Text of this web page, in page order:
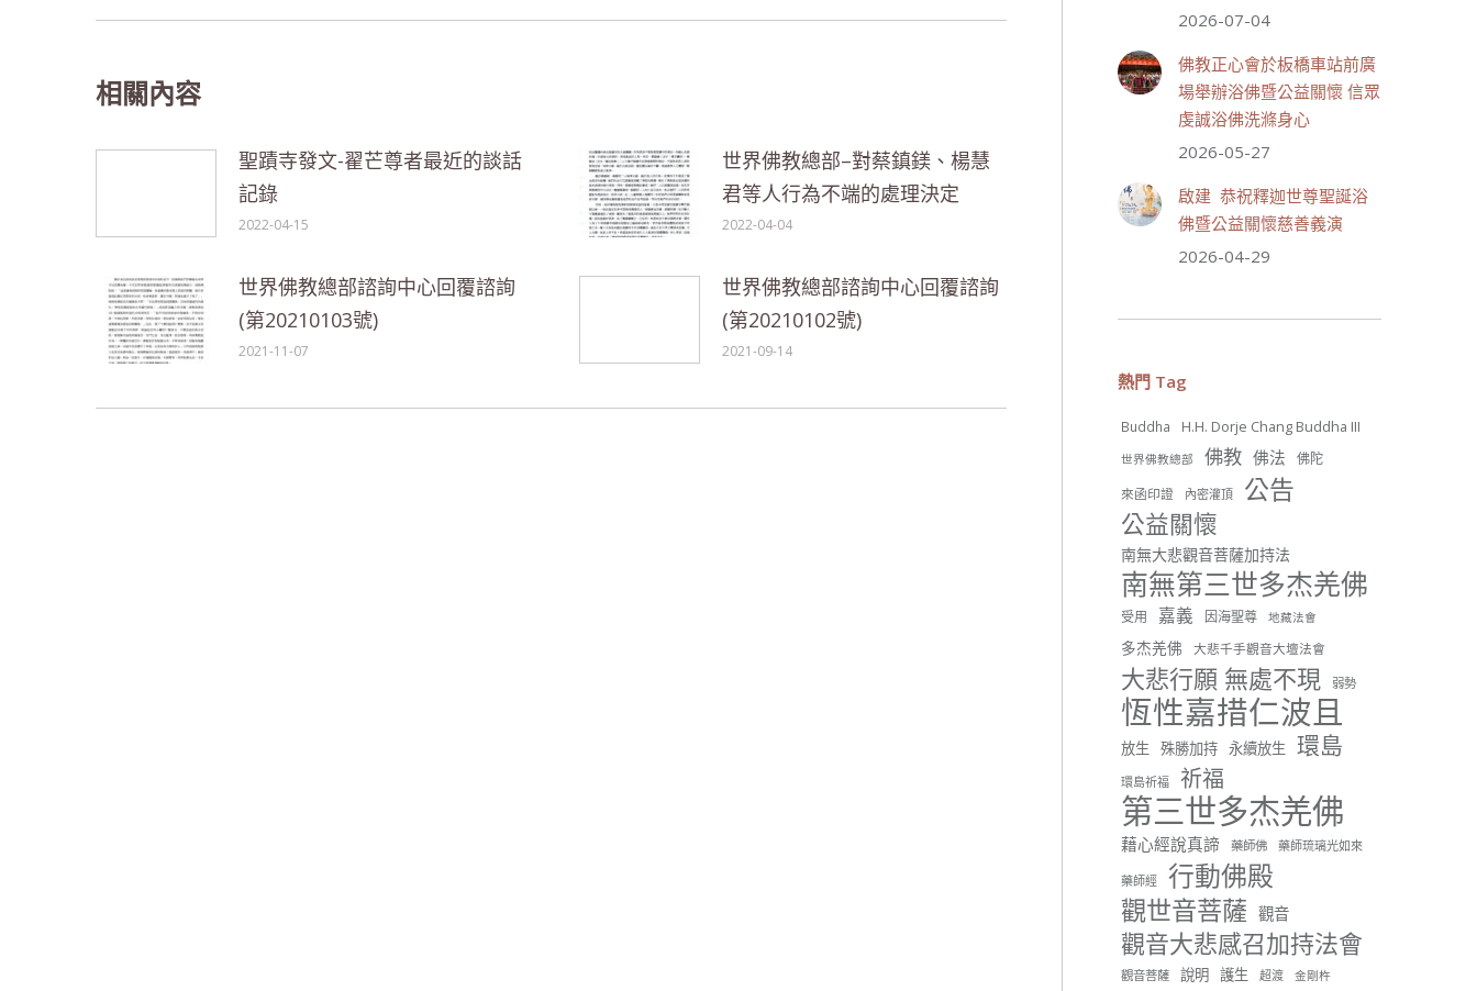
相關內容
聖蹟寺發文-翟芒尊者最近的談話
記錄
2022-04-15
世界佛教總部–對蔡鎮鎂、楊慧
君等人行為不端的處理決定
2022-04-04
世界佛教總部諮詢中心回覆諮詢
(第20210103號)
2021-11-07
世界佛教總部諮詢中心回覆諮詢
(第20210102號)
2021-09-14
分享
世界佛教正心會
週日（7/19）將於世界佛教正
心會金龜山三寶殿... 觀看更多
世界佛教正心會
June 22, 2026, 10:11 AM
[世界佛教正心會 新聞報導]
正心會行善列車開向花蓮基
隆， 關心榮民、榮眷及遺孤！
#正心會
#新北記者職業工會
#基隆榮服處
#花蓮榮家
91 42 則留言
分享
世界佛教正心會
June 21, 2026, 12:54 AM
週日（6/21）將於世界佛教正
心會金龜山三寶殿... 觀看更多
2026-07-04
佛教正心會於板橋車站前廣
場舉辦浴佛暨公益關懷 信眾
虔誠浴佛洗滌身心
2026-05-27
啟建 恭祝釋迦世尊聖誕浴
佛暨公益關懷慈善義演
2026-04-29
熱門 Tag
Buddha H.H. Dorje Chang Buddha III
世界佛教總部 佛教 佛法 佛陀
來函印證 內密灌頂 公告
公益關懷
南無大悲觀音菩薩加持法
南無第三世多杰羌佛
受用 嘉義 因海聖尊 地藏法會
多杰羌佛 大悲千手觀音大壇法會
大悲行願 無處不現 弱勢
恆性嘉措仁波且
放生 殊勝加持 永續放生 環島
環島祈福 祈福
第三世多杰羌佛
藉心經說真諦 藥師佛 藥師琉璃光如來
藥師經 行動佛殿
觀世音菩薩 觀音
觀音大悲感召加持法會
觀音菩薩 說明 護生 超渡 金剛杵